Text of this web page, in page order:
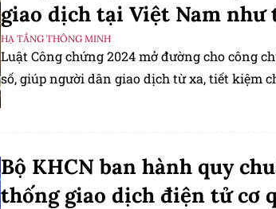
giao dịch tại Việt Nam như
HẠ TẦNG THÔNG MINH
Luật Công chứng 2024 mở đường cho công
số, giúp người dân giao dịch từ xa, tiết kiệm
Bộ KHCN ban hành quy
thống giao dịch điện tử cơ